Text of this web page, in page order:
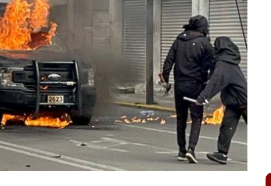
de
Informa el gobierno federal cómo fue el
operativo de captura de "El Mencho" y sus
reacciones en Jalisco